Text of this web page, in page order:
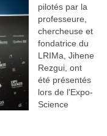
pilotés par la
professeure,
chercheuse et
fondatrice du
LRIMa, Jihene
Rezgui, ont
été présentés
lors de l'Expo-
Science